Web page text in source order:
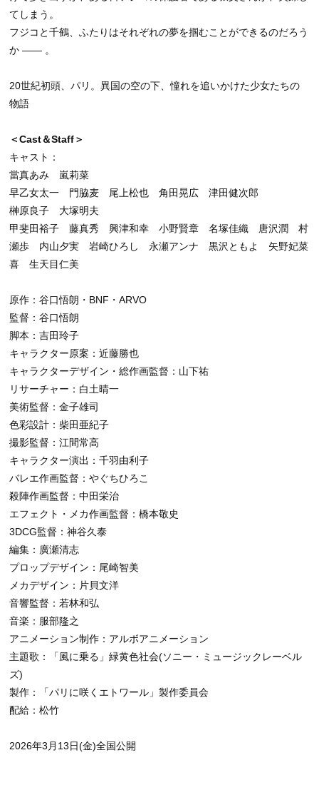
てしまう。
フジコと千鶴、ふたりはそれぞれの夢を掴むことができるのだろう
か ―― 。
20世紀初頭、パリ。異国の空の下、憧れを追いかけた少女たちの
物語
＜Cast＆Staff＞
キャスト：
當真あみ 嵐莉菜
早乙女太一 門脇麦 尾上松也 角田晃広 津田健次郎
榊原良子 大塚明夫
甲斐田裕子 藤真秀 興津和幸 小野賢章 名塚佳織 唐沢潤 村
瀬歩 内山夕実 岩崎ひろし 永瀬アンナ 黒沢ともよ 矢野妃菜
喜 生天目仁美
原作：谷口悟朗・BNF・ARVO
監督：谷口悟朗
脚本：吉田玲子
キャラクター原案：近藤勝也
キャラクターデザイン・総作画監督：山下祐
リサーチャー：白土晴一
美術監督：金子雄司
色彩設計：柴田亜紀子
撮影監督：江間常高
キャラクター演出：千羽由利子
バレエ作画監督：やぐちひろこ
殺陣作画監督：中田栄治
エフェクト・メカ作画監督：橋本敬史
3DCG監督：神谷久泰
編集：廣瀬清志
プロップデザイン：尾崎智美
メカデザイン：片貝文洋
音響監督：若林和弘
音楽：服部隆之
アニメーション制作：アルボアニメーション
主題歌：「風に乗る」緑黄色社会(ソニー・ミュージックレーベル
ズ)
製作：「パリに咲くエトワール」製作委員会
配給：松竹
2026年3月13日(金)全国公開